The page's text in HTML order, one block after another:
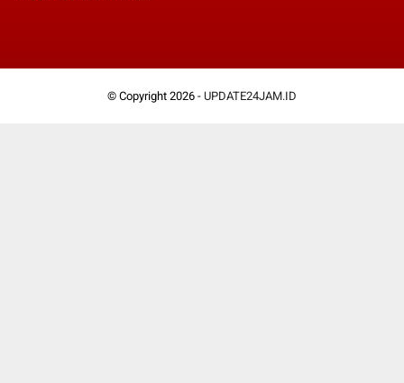
© Copyright 2026 - UPDATE24JAM.ID